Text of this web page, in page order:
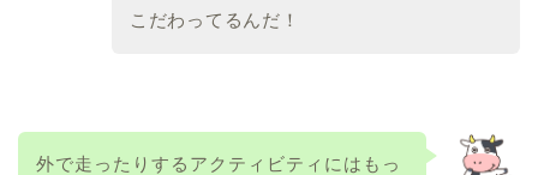
こだわってるんだ！
外で走ったりするアクティビティにはもっ